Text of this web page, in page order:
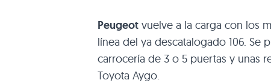
Peugeot vuelve a la carga con los
línea del ya descatalogado 106. Se
carrocería de 3 o 5 puertas y unas
Toyota Aygo.